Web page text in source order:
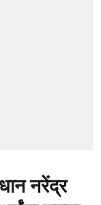
नरेंद्र